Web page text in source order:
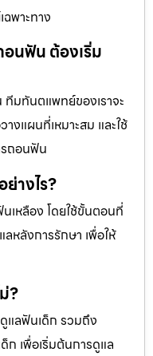
พาะทาง
นฟัน ต้องเริ่ม
มทันตแพทย์ของเราจะ
างแผนที่เหมาะสม และใช้
รถอนฟัน
างไร?
เหลือง โดยใช้ขั้นตอนที่
หลังการรักษา เพื่อให้
?
แลฟันเด็ก รวมถึง
ก เพื่อเริ่มต้นการดูแล